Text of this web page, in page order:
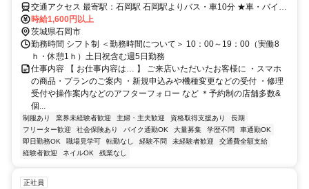
交通アクセス 最寄駅：石岡駅 石岡駅よりバス・車10分 ★車・バイク
通勤OK
時給1,600円以上
茨城県石岡市
勤務時間 シフト制 ＜勤務時間について＞ 10：00～19：00（実働8
ｈ・休憩1ｈ）土日祝含む週5日勤務
仕事内容 【 お仕事内容は… 】 ご来店いただいたお客様に ・スマホ
の商品・プランのご案内 ・新規申込みや機種変更などの受付 ・修理
受付や操作案内などのアフターフォロー など ＊予約制の店舗多数&
個...
制服あり 業界未経験者歓迎 主婦・主夫歓迎 資格取得支援あり
長期
フリーター歓迎
社会保険あり バイク通勤OK 大量募集 学歴不問
車通勤OK
即日勤務OK
職場見学可 転勤なし 経験不問 未経験者歓迎
交通費全額支給
経験者歓迎
ネイルOK 残業なし
正社員